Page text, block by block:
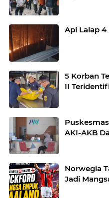
Api Lalap
5 Korban
II
AKI-AKB
Norwegia
Jadi